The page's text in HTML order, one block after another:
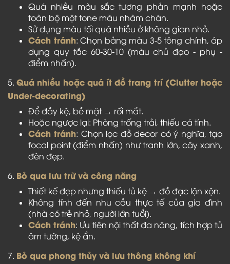
Quá nhiều màu sắc tương phản mạnh hoặc
toàn bộ một tone màu nhàm chán.
Sử dụng màu tối quá nhiều ở không gian nhỏ.
Cách tránh: Chọn bảng màu 3-5 tông chính, áp
dụng quy tắc 60-30-10 (màu chủ đạo - phụ -
điểm nhấn).
5.Quá nhiều hoặc quá ít đồ trang trí (Clutter hoặc
Under-decorating)
Để đầy kệ, bề mặt → rối mắt.
Hoặc ngược lại: Phòng trống trải, thiếu cá tính.
Cách tránh: Chọn lọc đồ decor có ý nghĩa, tạo
focal point (điểm nhấn) như tranh lớn, cây xanh,
đèn đẹp.
6. Bỏ qua lưu trữ và công năng
Thiết kế đẹp nhưng thiếu tủ kệ → đồ đạc lộn xộn.
Không tính đến nhu cầu thực tế của gia đình
(nhà có trẻ nhỏ, người lớn tuổi).
Cách tránh: Ưu tiên nội thất đa năng, tích hợp tủ
âm tường, kệ ẩn.
7. Bỏ qua phong thủy và lưu thông không khí